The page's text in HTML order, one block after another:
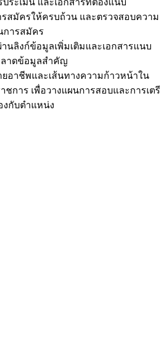
ระเมิน และเอกสารที่ต้องแนบ
รสมัครให้ครบถ้วน และตรวจสอบความ
การสมัคร
นลิงก์ข้อมูลเพิ่มเติมและเอกสารแนบ
ลาดข้อมูลสำคัญ
อาชีพและเส้นทางความก้าวหน้าใน
ชการ เพื่อวางแผนการสอบและการเตรี
กับตำแหน่ง